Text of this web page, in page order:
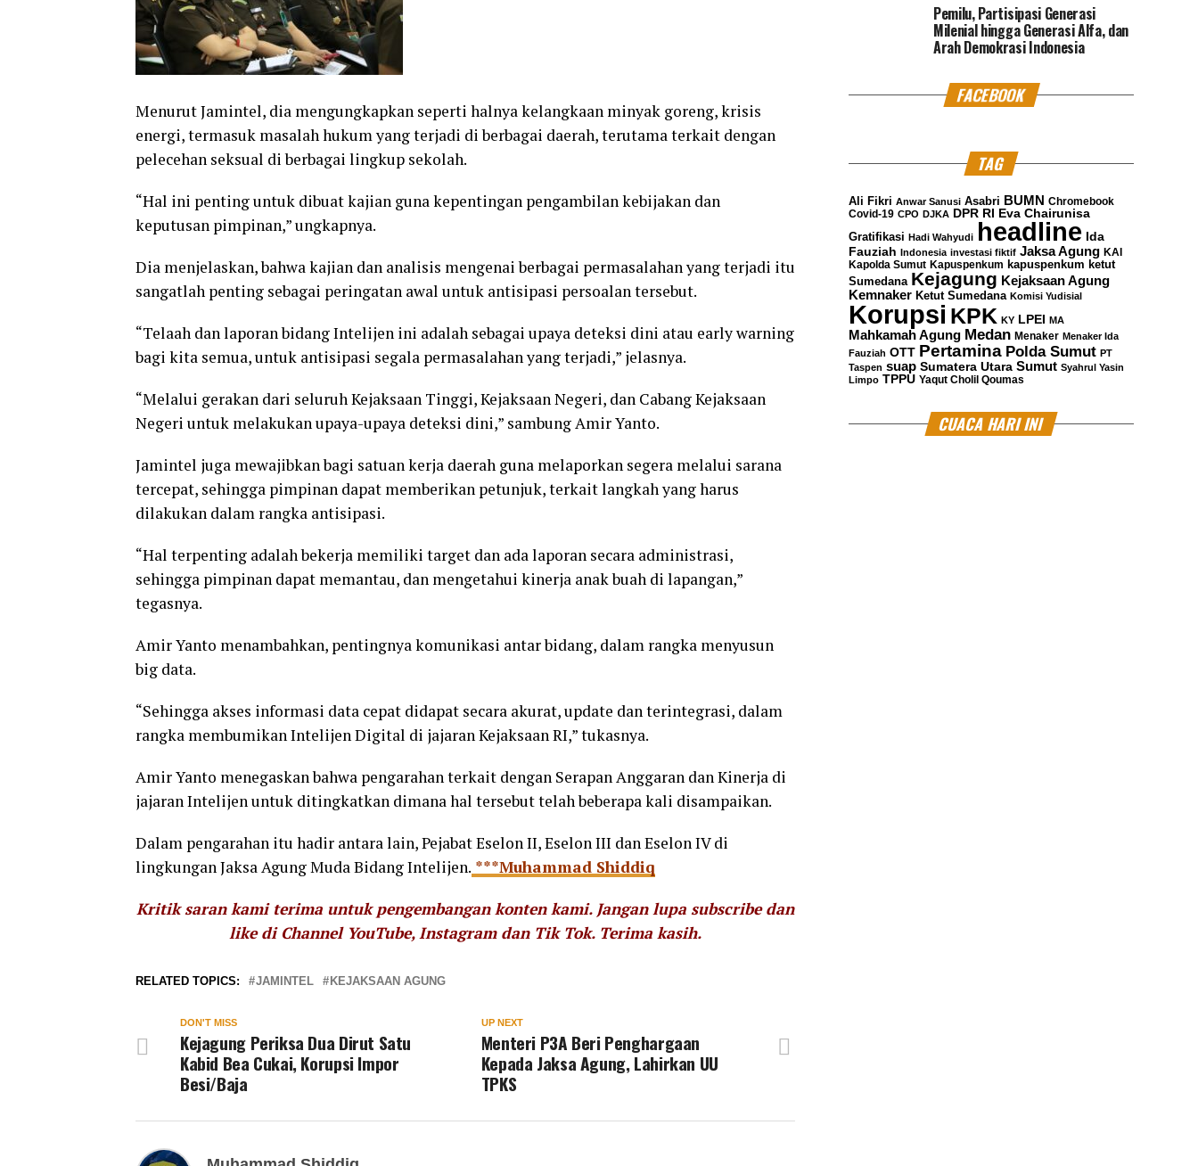
Menurut Jamintel, dia mengungkapkan seperti halnya kelangkaan minyak goreng, krisis
energi, termasuk masalah hukum yang terjadi di berbagai daerah, terutama terkait dengan
pelecehan seksual di berbagai lingkup sekolah.
“Hal ini penting untuk dibuat kajian guna kepentingan pengambilan kebijakan dan
keputusan pimpinan,” ungkapnya.
Dia menjelaskan, bahwa kajian dan analisis mengenai berbagai permasalahan yang terjadi itu
sangatlah penting sebagai peringatan awal untuk antisipasi persoalan tersebut.
“Telaah dan laporan bidang Intelijen ini adalah sebagai upaya deteksi dini atau early warning
bagi kita semua, untuk antisipasi segala permasalahan yang terjadi,” jelasnya.
“Melalui gerakan dari seluruh Kejaksaan Tinggi, Kejaksaan Negeri, dan Cabang Kejaksaan
Negeri untuk melakukan upaya-upaya deteksi dini,” sambung Amir Yanto.
Jamintel juga mewajibkan bagi satuan kerja daerah guna melaporkan segera melalui sarana
tercepat, sehingga pimpinan dapat memberikan petunjuk, terkait langkah yang harus
dilakukan dalam rangka antisipasi.
“Hal terpenting adalah bekerja memiliki target dan ada laporan secara administrasi,
sehingga pimpinan dapat memantau, dan mengetahui kinerja anak buah di lapangan,”
tegasnya.
Amir Yanto menambahkan, pentingnya komunikasi antar bidang, dalam rangka menyusun
big data.
“Sehingga akses informasi data cepat didapat secara akurat, update dan terintegrasi, dalam
rangka membumikan Intelijen Digital di jajaran Kejaksaan RI,” tukasnya.
Amir Yanto menegaskan bahwa pengarahan terkait dengan Serapan Anggaran dan Kinerja di
jajaran Intelijen untuk ditingkatkan dimana hal tersebut telah beberapa kali disampaikan.
Dalam pengarahan itu hadir antara lain, Pejabat Eselon II, Eselon III dan Eselon IV di
lingkungan Jaksa Agung Muda Bidang Intelijen. ***Muhammad Shiddiq
Kritik saran kami terima untuk pengembangan konten kami. Jangan lupa subscribe dan
like di Channel YouTube, Instagram dan Tik Tok. Terima kasih.
RELATED TOPICS: JAMINTEL KEJAKSAAN AGUNG
UP NEXT
Menteri P3A Beri Penghargaan
Kepada Jaksa Agung, Lahirkan UU
TPKS
DON'T MISS
Kejagung Periksa Dua Dirut Satu
Kabid Bea Cukai, Korupsi Impor
Besi/Baja
Pemilu, Partisipasi Generasi
Milenial hingga Generasi Alfa, dan
Arah Demokrasi Indonesia
FACEBOOK
TAG
Ali Fikri Anwar Sanusi Asabri BUMN Chromebook
Covid-19 CPO DJKA DPR RI
Eva Chairunisa
Gratifikasi Hadi Wahyudi headline Ida
Fauziah Indonesia investasi fiktif Jaksa Agung KAI
Kapolda Sumut Kapuspenkum kapuspenkum ketut
Sumedana Kejagung Kejaksaan Agung
Kemnaker Ketut Sumedana Komisi Yudisial
Korupsi KPK KY LPEI MA
Mahkamah Agung Medan Menaker Menaker Ida
Fauziah OTT Pertamina Polda Sumut PT
Taspen suap Sumatera Utara Sumut Syahrul Yasin
Limpo TPPU Yaqut Cholil Qoumas
CUACA HARI INI